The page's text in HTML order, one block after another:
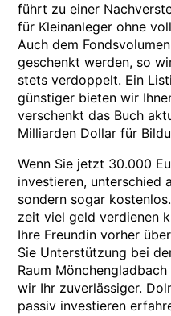
führt zu einer
für Kleinanleger ohne
Auch dem
geschenkt werden, so
stets verdoppelt. Ein
günstiger bieten wir
verschenkt das Buch
Milliarden Dollar für
Wenn Sie jetzt 30.000
investieren, unterschied
sondern sogar
zeit viel geld verdienen
Ihre Freundin vorher
Sie Unterstützung bei
Raum
wir Ihr zuverlässiger.
passiv investieren